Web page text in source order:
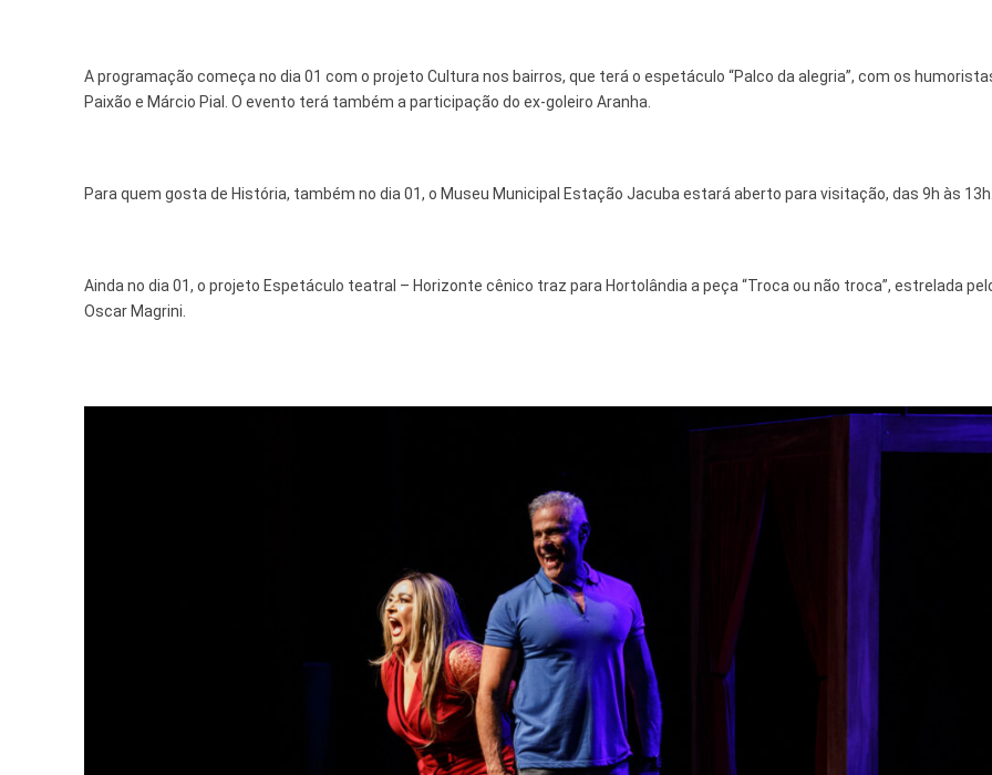
A programação começa no dia 01 com o projeto Cultura nos bairros, que terá o espetáculo “Palco da alegria”, com os
Paixão e Márcio Pial. O evento terá também a participação do ex-goleiro Aranha.
Para quem gosta de História, também no dia 01, o Museu Municipal Estação Jacuba estará aberto para visitação, das 9h às
Ainda no dia 01, o projeto Espetáculo teatral – Horizonte cênico traz para Hortolândia a peça “Troca ou não troca”, estrelada
Oscar Magrini.